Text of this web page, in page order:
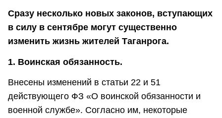
Сразу несколько новых законов, вступающих
в силу в сентябре могут существенно
изменить жизнь жителей Таганрога.
1. Воинская обязанность.
Внесены изменений в статьи 22 и 51
действующего ФЗ «О воинской обязанности и
военной службе». Согласно им, некоторые